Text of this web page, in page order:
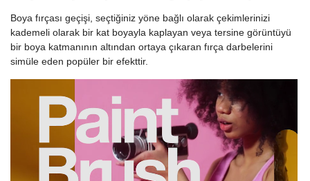
Boya fırçası geçişi, seçtiğiniz yöne bağlı olarak çekimlerinizi
kademeli olarak bir kat boyayla kaplayan veya tersine görüntüyü
bir boya katmanının altından ortaya çıkaran fırça darbelerini
simüle eden popüler bir efekttir.